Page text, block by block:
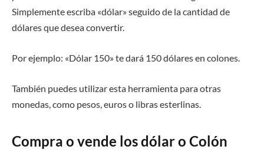
Simplemente escriba «dólar» seguido de la cantidad de
dólares que desea convertir.
Por ejemplo: «Dólar 150» te dará 150 dólares en colones.
También puedes utilizar esta herramienta para otras
monedas, como pesos, euros o libras esterlinas.
Compra o vende los dólar o Colón